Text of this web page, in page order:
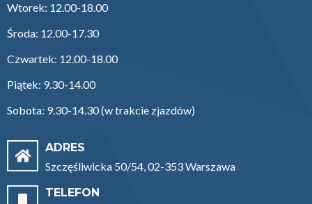
Wtorek: 12.00-18.00
Środa: 12.00-17.30
Czwartek: 12.00-18.00
Piątek: 9.30-14.00
Sobota: 9.30-14.30 (w trakcie zjazdów)
ADRES
Szczęśliwicka 50/54, 02-353 Warszawa
TELEFON